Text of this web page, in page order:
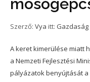
Szerző: Vya itt: Gazdaság
A keret kimerülése miatt
a Nemzeti Fejlesztési
pályázatok benyújtását